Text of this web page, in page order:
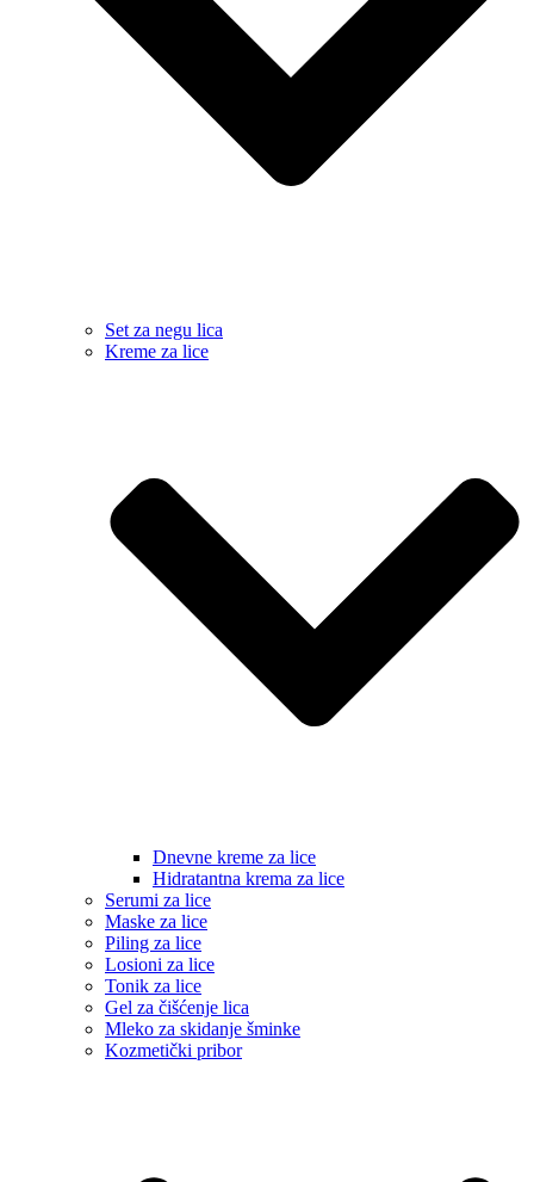
Set za negu lica
Kreme za lice
Dnevne kreme za lice
Hidratantna krema za lice
Serumi za lice
Maske za lice
Piling za lice
Losioni za lice
Tonik za lice
Gel za čišćenje lica
Mleko za skidanje šminke
Kozmetički pribor